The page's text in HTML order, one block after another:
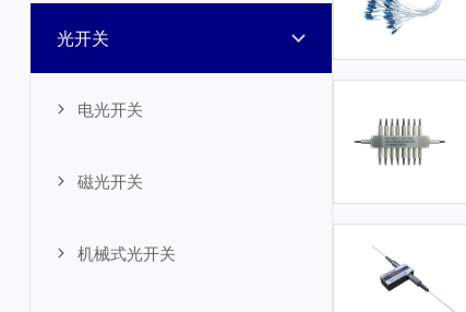
光开关
电光开关
磁光开关
机械式光开关